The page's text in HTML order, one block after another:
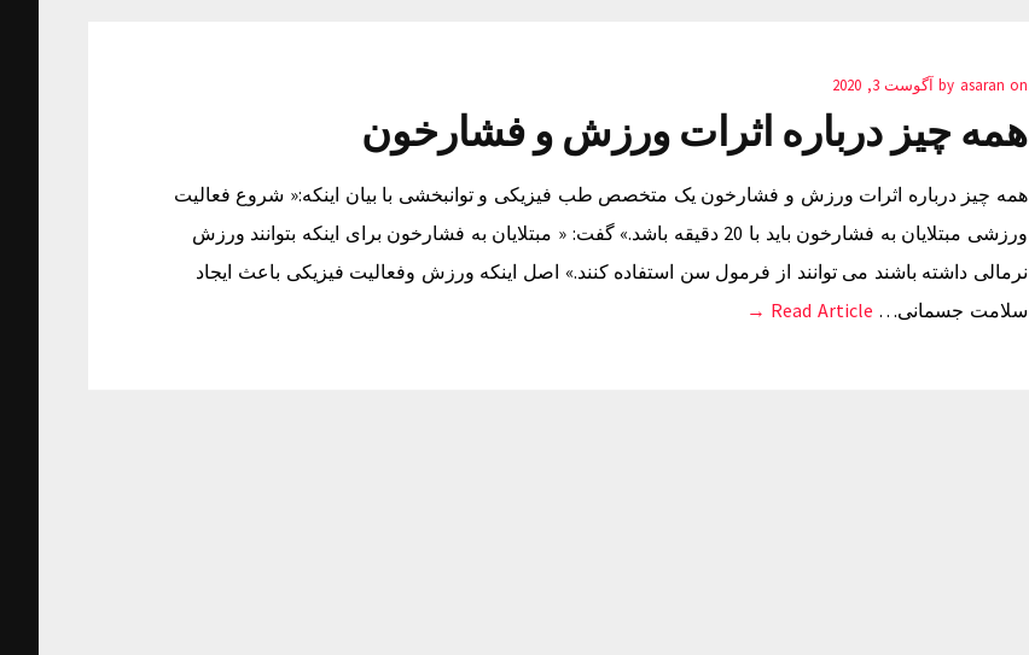
by asaran on آگوست 3, 2020
همه چیز درباره اثرات ورزش و فشارخون
همه چیز درباره اثرات ورزش و فشارخون یک متخصص طب فیزیکی و توانبخشی با بیان اینکه:« شروع فعالیت
ورزشی مبتلایان به فشارخون باید با 20 دقیقه باشد.» گفت: « مبتلایان به فشارخون برای اینکه بتوانند ورزش
نرمالی داشته باشند می توانند از فرمول سن استفاده کنند.» اصل اینکه ورزش وفعالیت فیزیکی باعث ایجاد
سلامت جسمانی… Read Article →